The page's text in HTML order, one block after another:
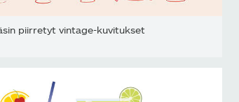
piirretyt vintage-kuvitukset